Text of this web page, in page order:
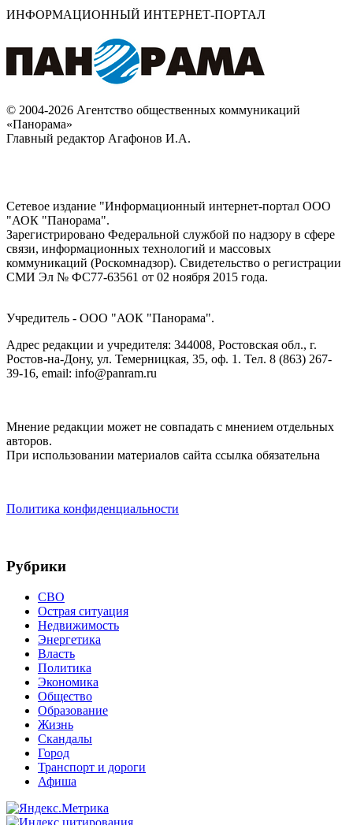
ИНФОРМАЦИОННЫЙ ИНТЕРНЕТ-ПОРТАЛ
© 2004-2026 Агентство общественных коммуникаций
«Панорама»
Главный редактор Агафонов И.А.
Сетевое издание "Информационный интернет-портал ООО
"АОК "Панорама".
Зарегистрировано Федеральной службой по надзору в сфере
связи, информационных технологий и массовых
коммуникаций (Роскомнадзор). Cвидетельство о регистрации
СМИ Эл № ФС77-63561 от 02 ноября 2015 года.
Учредитель - ООО "АОК "Панорама".
Адрес редакции и учредителя: 344008, Ростовская обл., г.
Ростов-на-Дону, ул. Темерницкая, 35, оф. 1. Тел. 8 (863) 267-
39-16, email: info@panram.ru
Мнение редакции может не совпадать с мнением отдельных
авторов.
При использовании материалов сайта ссылка обязательна
Политика конфиденциальности
Рубрики
СВО
Острая ситуация
Недвижимость
Энергетика
Власть
Политика
Экономика
Общество
Образование
Жизнь
Скандалы
Город
Транспорт и дороги
Афиша